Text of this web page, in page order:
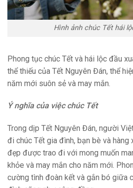
Hình ảnh chúc Tết hái
Phong tục chúc Tết và hái lộc đầu
thể thiếu của Tết Nguyên Đán, thể
năm mới suôn sẻ và may mắn.
Ý nghĩa của việc chúc Tết
Trong dịp Tết Nguyên Đán, người
đi chúc Tết gia đình, bạn bè và
đẹp được trao đi với mong muốn
khỏe và may mắn cho năm mới.
cường tình đoàn kết và gắn bó giữa